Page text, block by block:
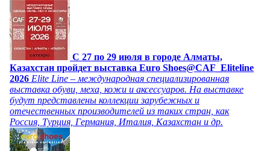
C 27 по 29 июля в городе Алматы,
Казахстан пройдет выставка Euro Shoes@CAF_Eliteline
2026 Elite Line – международная специализированная
выставка обуви, меха, кожи и аксессуаров. На выставке
будут представлены коллекции зарубежных и
отечественных производителей из таких стран, как
Россия, Турция, Германия, Италия, Казахстан и др.